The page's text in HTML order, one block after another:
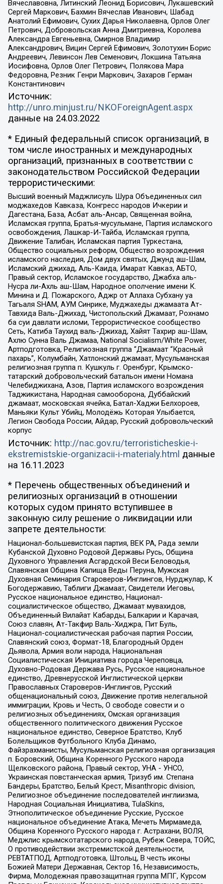
Вячеславовна, Литинский Леонид Борисович, Лукашевский
Сергей Маркович, Бахмин Вячеслав Иванович, Шабад
Анатолий Ефимович, Сухих Дарья Николаевна, Орлов Олег
Петрович, Добровольская Анна Дмитриевна, Королева
Александра Евгеньевна, Смирнов Владимир
Александрович, Вицин Сергей Ефимович, Золотухин Борис
Андреевич, Левинсон Лев Семенович, Локшина Татьяна
Иосифовна, Орлов Олег Петрович, Полякова Мара
Федоровна, Резник Генри Маркович, Захаров Герман
Константинович
Источник:
http://unro.minjust.ru/NKOForeignAgent.aspx
данные на 24.03.2022
* Единый федеральный список организаций, в
том числе иностранных и международных
организаций, признанных в соответствии с
законодательством Российской Федерации
террористическими:
Высший военный Маджлисуль Шура Объединенных сил
моджахедов Кавказа, Конгресс народов Ичкерии и
Дагестана, База, Асбат аль-Ансар, Священная война,
Исламская группа, Братья-мусульмане, Партия исламского
освобождения, Лашкар-И-Тайба, Исламская группа,
Движение Талибан, Исламская партия Туркестана,
Общество социальных реформ, Общество возрождения
исламского наследия, Дом двух святых, Джунд аш-Шам,
Исламский джихад, Аль-Каида, Имарат Кавказ, АБТО,
Правый сектор, Исламское государство, Джабха аль-
Нусра ли-Ахль аш-Шам, Народное ополчение имени К.
Минина и Д. Пожарского, Аджр от Аллаха Субхану уа
Тагьаля SHAM, АУМ Синрике, Муджахеды джамаата Ат-
Тавхида Валь-Джихад, Чистопольский Джамаат, Рохнамо
ба суи давлати исломи, Террористическое сообщество
Сеть, Катиба Таухид валь-Джихад, Хайят Тахрир аш-Шам,
Ахлю Сунна Валь Джамаа, National Socialism/White Power,
Артподготовка, Религиозная группа “Джамаат “Красный
пахарь”, Колумбайн, Хатлонский джамаат, Мусульманская
религиозная группа п. Кушкуль г. Оренбург, Крымско-
татарский добровольческий батальон имени Номана
Челебиджихана, Азов, Партия исламского возрождения
Таджикистана, Народная самооборона, Дуббайский
джамаат, московская ячейка, Батал-Хаджи Белхороев,
Маньяки Культ Убийц, Молодёжь Которая Улыбается,
Легион Свобода России, Айдар, Русский добровольческий
корпус
Источник: http://nac.gov.ru/terroristicheskie-i-
ekstremistskie-organizacii-i-materialy.html данные
на 16.11.2023
* Перечень общественных объединений и
религиозных организаций в отношении
которых судом принято вступившее в
законную силу решение о ликвидации или
запрете деятельности:
Национал-большевистская партия, ВЕК РА, Рада земли
Кубанской Духовно Родовой Державы Русь, Община
Духовного Управления Асгардской Веси Беловодья,
Славянская Община Капища Веды Перуна, Мужская
Духовная Семинария Староверов-Инглингов, Нурджулар, К
Богодержавию, Таблиги Джамаат, Свидетели Иеговы,
Русское национальное единство, Национал-
социалистическое общество, Джамаат мувахидов,
Объединенный Вилайат Кабарды, Балкарии и Карачая,
Союз славян, Ат-Такфир Валь-Хиджра, Пит Буль,
Национал-социалистическая рабочая партия России,
Славянский союз, Формат-18, Благородный Орден
Дьявола, Армия воли народа, Национальная
Социалистическая Инициатива города Череповца,
Духовно-Родовая Держава Русь, Русское национальное
единство, Древнерусской Инглистической церкви
Православных Староверов-Инглингов, Русский
общенациональный союз, Движение против нелегальной
иммиграции, Кровь и Честь, О свободе совести и о
религиозных объединениях, Омская организация
общественного политического движения Русское
национальное единство, Северное Братство, Клуб
Болельщиков Футбольного Клуба Динамо,
Файзрахманисты, Мусульманская религиозная организация
п. Боровский, Община Коренного Русского народа
Щелковского района, Правый сектор, УНА - УНСО,
Украинская повстанческая армия, Тризуб им. Степана
Бандеры, Братство, Белый Крест, Misanthropic division,
Религиозное объединение последователей инглиизма,
Народная Социальная Инициатива, TulaSkins,
Этнополитическое объединение Русские, Русское
национальное объединение Атака, Мечеть Мирмамеда,
Община Коренного Русского народа г. Астрахани, ВОЛЯ,
Меджлис крымскотатарского народа, Рубеж Севера, ТОЙС,
О противодействии экстремистской деятельности,
РЕВТАТПОД, Артподготовка, Штольц, В честь иконы
Божией Матери Державная, Сектор 16, Независимость,
Фирма, Молодежная правозащитная группа МПГ, Курсом